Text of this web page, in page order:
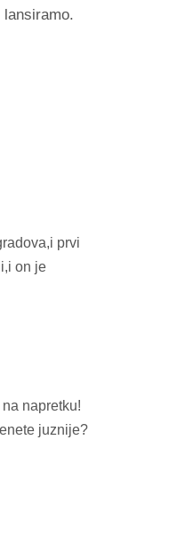
prvi
on je
napretku!
juznije?